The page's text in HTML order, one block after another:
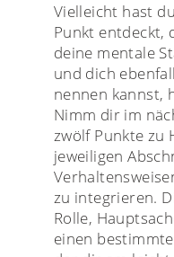
Vielleicht hast
Punkt entdeckt,
deine mentale
und dich
nennen kannst,
Nimm dir im
zwölf Punkte zu
jeweiligen
zu integrieren.
Rolle,
einen